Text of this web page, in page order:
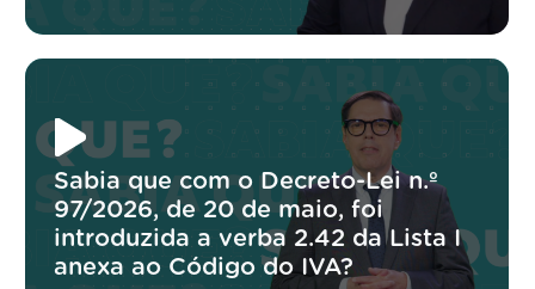
Sabia que com o Decreto-Lei n.º
97/2026, de 20 de maio, foi
introduzida a verba 2.42 da Lista I
anexa ao Código do IVA?